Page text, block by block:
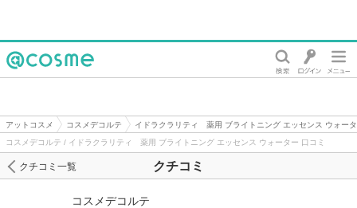
アットコスメ コスメデコルテ
イドラクラリティ 薬用 ブライトニング エッセンス ウォー
コスメデコルテ / イドラクラリティ 薬用 ブライトニング エッセンス ウォーター 口コミ
クチコミ
クチコミ一覧
コスメデコルテ